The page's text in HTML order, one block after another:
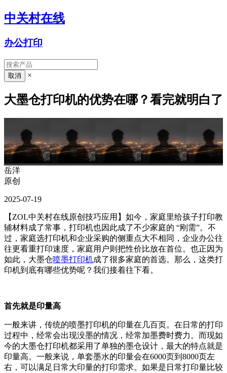
中关村在线
办公打印
×
大墨仓打印机的优势在哪？看完就明白了
岳洋
原创
2025-07-19
【ZOL中关村在线原创技巧应用】如今，家庭里给孩子打印教
辅材料成了常事，打印机也因此成了不少家庭的 “刚需”。不
过，家庭选打印机和企业采购的侧重点大不相同，企业办公往
往更看重打印速度，家庭用户则把性价比放在首位。也正因为
如此，大墨仓喷墨打印机成了很多家庭的首选。那么，这类打
印机到底有哪些优势呢？我们接着往下看。
首先就是印量高
一般来讲，传统的喷墨打印机的印量在几百页。在日常的打印
过程中，经常会出现没墨的情况，经常加墨费时费力。而现如
今的大墨仓打印机都采用了单独的墨仓设计，最大的特点就是
印量高。一般来说，单套墨水的印量会在6000页到8000页左
右，可以满足日常大印量的打印需求。如果是日常打印量比较